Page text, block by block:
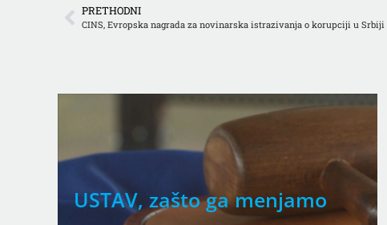
PRETHODNI
CINS, Evropska nagrada za novinarska istrazivanja o korupciji u Srbiji
USTAV, zašto ga menjamo